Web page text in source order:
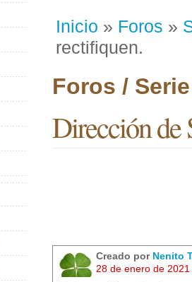
Inicio » Foros »
rectifiquen.
Foros /
Dirección de
Creado por Nenito
28 de enero de